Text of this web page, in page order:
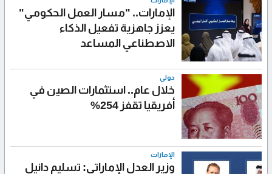
الإمارات.. "مسار العمل الحكومي"
يعزز جاهزية تفعيل الذكاء
الاصطناعي المساعد
دولي
خلال عام.. استثمارات الصين في
أفريقيا تقفز 254%
الإمارات
وزير العدل الإماراتي: تسليم دانيل